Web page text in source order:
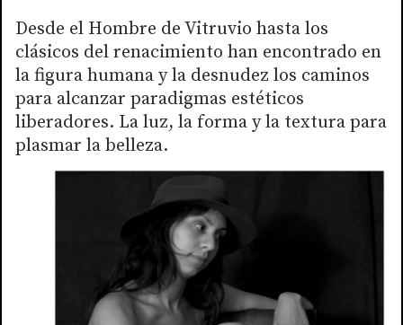
Desde el Hombre de Vitruvio hasta los
clásicos del renacimiento han encontrado en
la figura humana y la desnudez los caminos
para alcanzar paradigmas estéticos
liberadores. La luz, la forma y la textura para
plasmar la belleza.